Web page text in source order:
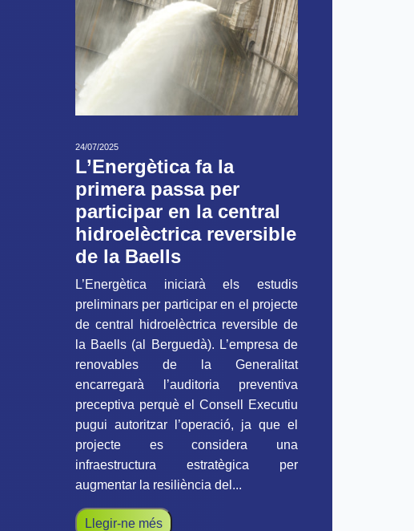
24/07/2025
L’Energètica fa la
primera passa per
participar en la central
hidroelèctrica reversible
de la Baells
L’Energètica iniciarà els estudis
preliminars per participar en el projecte
de central hidroelèctrica reversible de
la Baells (al Berguedà). L’empresa de
renovables de la Generalitat
encarregarà l’auditoria preventiva
preceptiva perquè el Consell Executiu
pugui autoritzar l’operació, ja que el
projecte es considera una
infraestructura estratègica per
augmentar la resiliència del...
Llegir-ne més